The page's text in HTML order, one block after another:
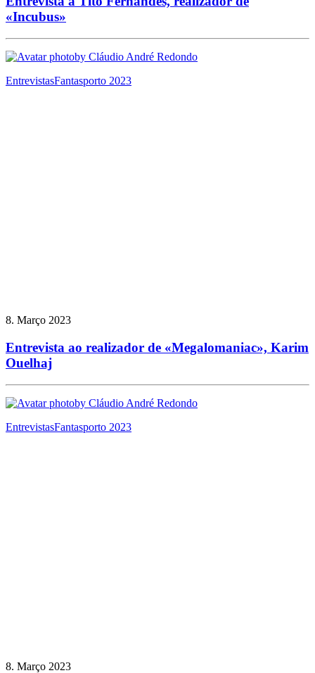
«Incubus»
by Cláudio André Redondo
EntrevistasFantasporto 2023
8. Março 2023
Entrevista ao realizador de «Megalomaniac», Karim
Ouelhaj
by Cláudio André Redondo
EntrevistasFantasporto 2023
8. Março 2023